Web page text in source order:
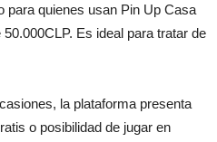
para quienes usan Pin Up Casa
Es ideal para tratar de
la plataforma presenta
o posibilidad de jugar en